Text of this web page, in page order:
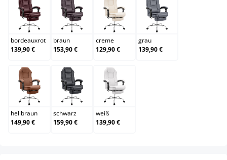
bordeauxrot
bordeauxrot
139,90 €
braun
braun
153,90 €
creme
creme
129,90 €
grau
grau
139,90 €
hellbraun
hellbraun
149,90 €
schwarz
schwarz
159,90 €
weiß
weiß
139,90 €